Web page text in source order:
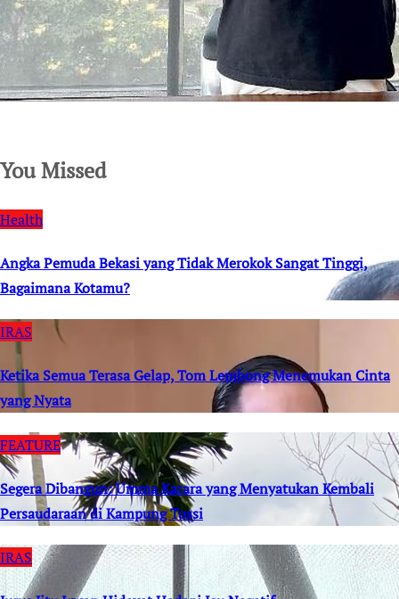
You Missed
Health
Angka Pemuda Bekasi yang Tidak Merokok Sangat Tinggi,
Bagaimana Kotamu?
IRAS
Ketika Semua Terasa Gelap, Tom Lembong Menemukan Cinta
yang Nyata
FEATURE
Segera Dibangun: Umma Karara yang Menyatukan Kembali
Persaudaraan di Kampung Tossi
IRAS